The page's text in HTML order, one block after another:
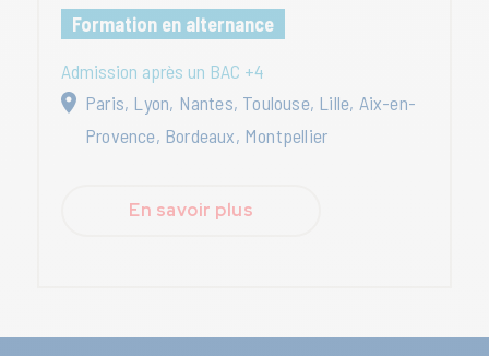
Formation en alternance
Admission après un BAC +4
Paris, Lyon, Nantes, Toulouse, Lille, Aix-en-
Provence, Bordeaux, Montpellier
En savoir plus